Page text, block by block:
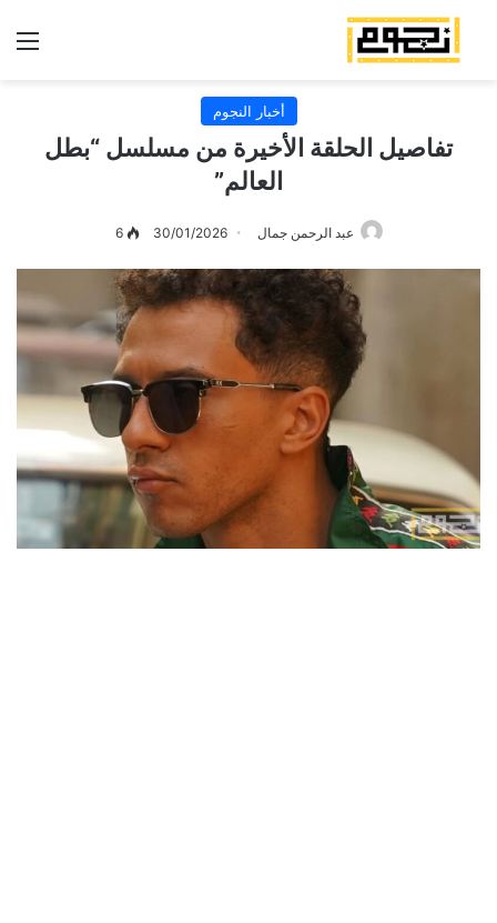
أخبار النجوم
تفاصيل الحلقة الأخيرة من مسلسل “بطل
العالم”
عبد الرحمن جمال 30/01/2026
6